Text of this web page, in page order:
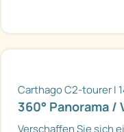
Carthago C2-tourer I
360° Panorama /
Verschaffen Sie sich